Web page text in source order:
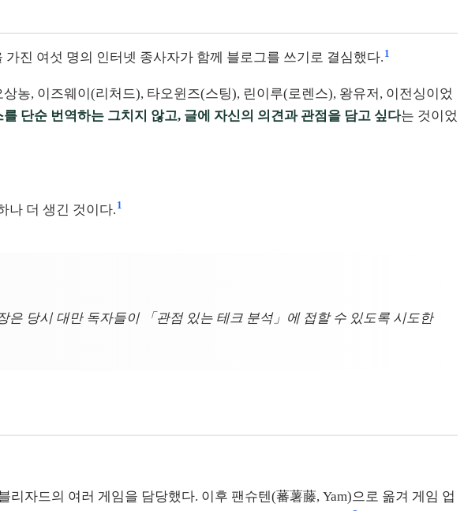
진 여섯 명의 인터넷 종사자가 함께 블로그를 쓰기로 결심했다. 1
농, 이즈웨이(리처드), 타오윈즈(스팅), 린이루(로렌스), 왕유저, 이전싱이었
단순 번역하는 그치지 않고, 글에 자신의 의견과 관점을 담고 싶다는 것이었
나 더 생긴 것이다. 1
당시 대만 독자들이 「관점 있는 테크 분석」에 접할 수 있도록 시도한
자드의 여러 게임을 담당했다. 이후 팬슈텐(蕃薯藤, Yam)으로 옮겨 게임 업